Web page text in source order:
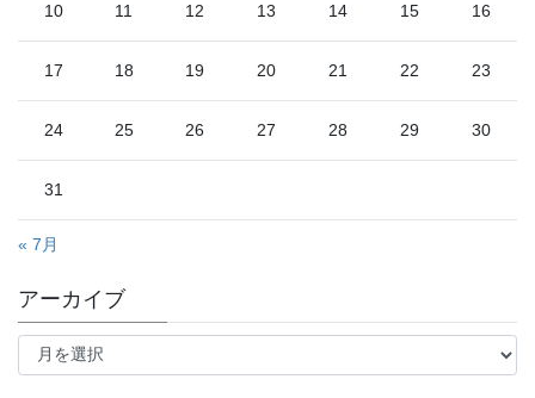
10 11 12 13 14 15 16
17 18 19 20 21 22 23
24 25 26 27 28 29 30
31
« 7月
アーカイブ
ア